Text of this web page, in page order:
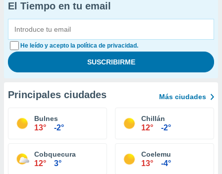
El Tiempo en tu email
He leído y acepto la política de privacidad.
Principales ciudades Más ciudades
Bulnes
13° -2°
Chillán
12° -2°
Cobquecura
12° 3°
Coelemu
13° -4°